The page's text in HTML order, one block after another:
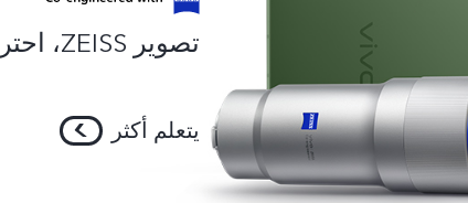
تصوير ZEISS، احترافية بتصميم ذكي.
يتعلم أكثر